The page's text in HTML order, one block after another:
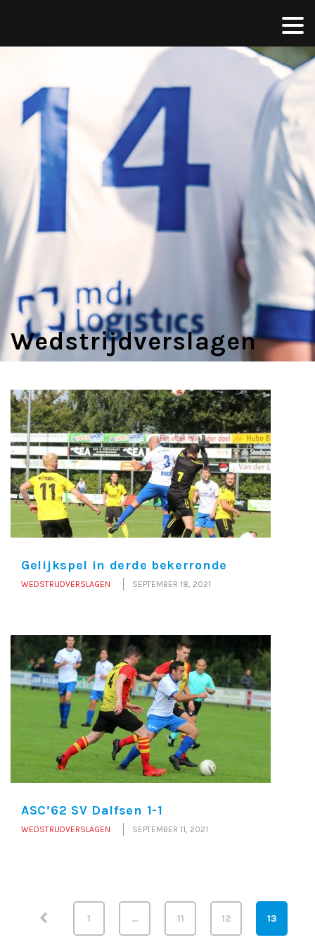
Wedstrijdverslagen
Gelijkspel in derde bekerronde
WEDSTRIJDVERSLAGEN SEPTEMBER 18, 2021
ASC’62 SV Dalfsen 1-1
WEDSTRIJDVERSLAGEN SEPTEMBER 11, 2021
1 … 11 12 13